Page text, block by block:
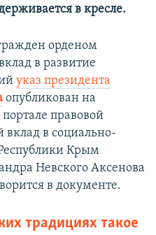
в кресле.
орденом
в развитие
указ президента
опубликован на
правовой
в социально-
Крым
Невского Аксенова
в документе.
традициях такое